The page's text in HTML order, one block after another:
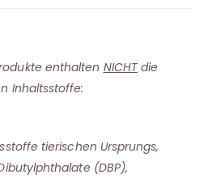
enthalten NICHTdie
Inhaltsstoffe:
tierischen Ursprungs,
(DBP),